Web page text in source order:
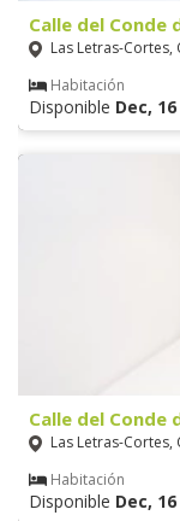
Calle del Conde
Las Letras-
Habitación
Disponible Dec,
Calle del Conde
Las Letras-
Habitación
Disponible Dec,